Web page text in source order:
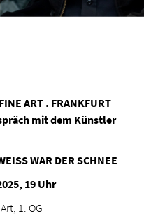
ART . FRANKFURT
mit dem Künstler
WAR DER SCHNEE
19 Uhr
1. OG